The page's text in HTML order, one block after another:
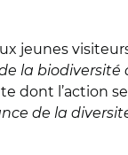
jeunes
la biodiversité
dont l’action
de la